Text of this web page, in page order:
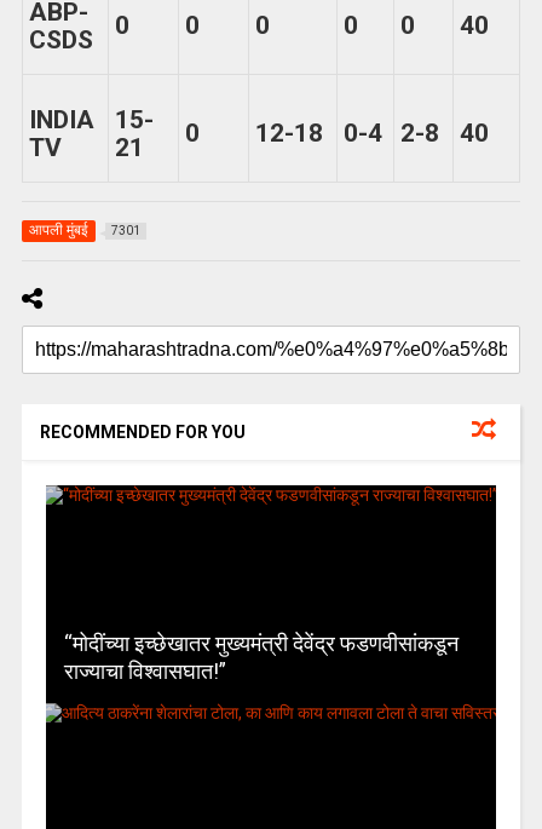
ABP-
CSDS
0 0 0 0 0 40
INDIA
TV
15-
21
0 12-18 0-4 2-8 40
आपली मुंबई 7301
RECOMMENDED FOR YOU
“मोदींच्या इच्छेखातर मुख्यमंत्री देवेंद्र फडणवीसांकडून
राज्याचा विश्वासघात!”